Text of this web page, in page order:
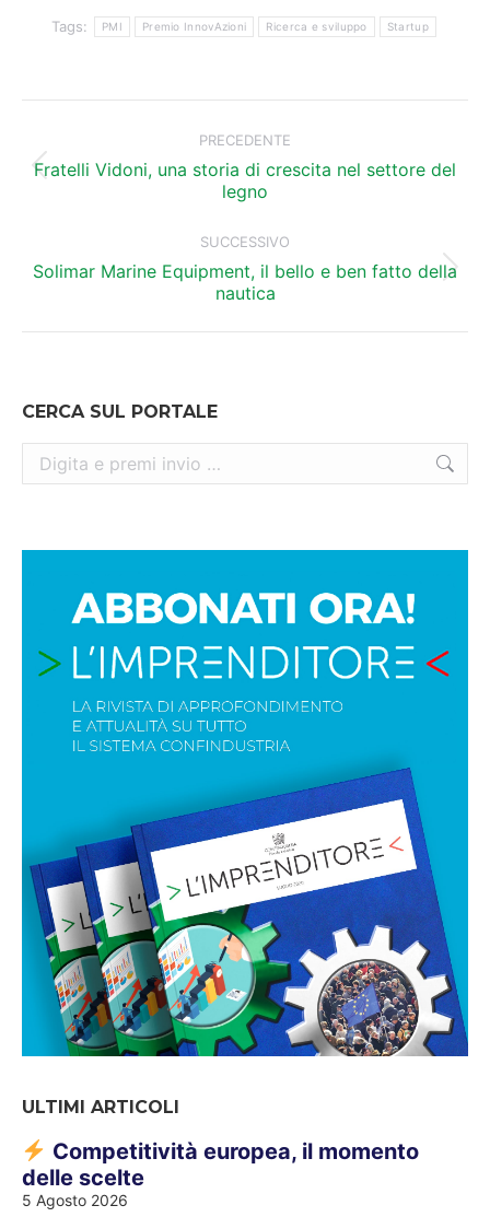
Tags: PMI Premio InnovAzioni Ricerca e sviluppo Startup
tra
PRECEDENTE
Post
precedente:
Fratelli Vidoni, una storia di crescita nel settore del
legno
SUCCESSIVO
Prossimo
post:
Solimar Marine Equipment, il bello e ben fatto della
nautica
CERCA SUL PORTALE
Cerca:
ULTIMI ARTICOLI
Competitività europea, il momento
delle scelte
5 Agosto 2026